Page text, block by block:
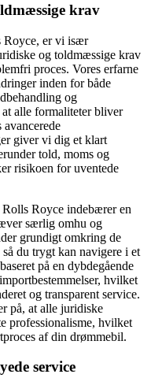
krav
Royce, er vi især
og toldmæssige krav
proces. Vores erfarne
inden for både
og
alle formaliteter bliver
avancerede
giver vi dig et klart
told, moms og
risikoen for uventede
Royce indebærer en
særlig omhu og
grundigt omkring de
du trygt kan navigere i et
på en dybdegående
hvilket
og transparent service.
på, at alle juridiske
professionalisme, hvilket
af din drømmebil.
service